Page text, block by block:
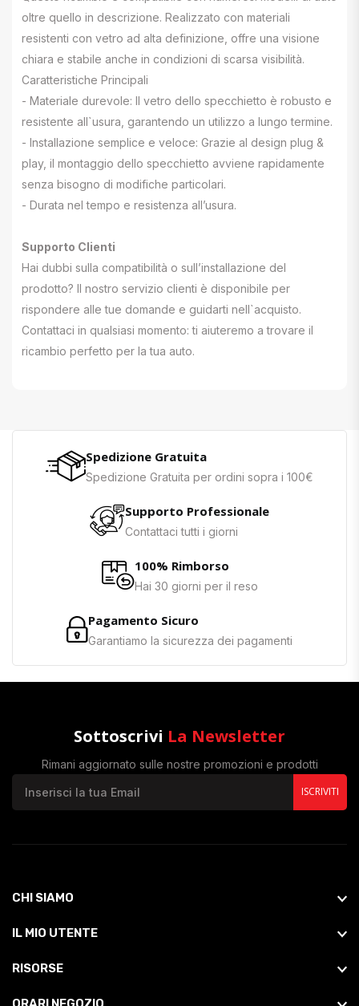
oltre quello in descrizione. Realizzato con materiali
resistenti con vetro ad alta definizione, offre una visione
chiara e stabile anche in condizioni di scarsa visibilità.
Caratteristiche Principali
- Materiale durevole: Il vetro dello specchietto è robusto e
resistente all`usura, garantendo un utilizzo a lungo termine.
- Installazione semplice e veloce: Grazie al design plug &
play, il montaggio dello specchietto avviene rapidamente
senza bisogno di modifiche particolari.
- Durata nel tempo e resistenza all’usura.
Supporto Clienti
Hai dubbi sulla compatibilità o sull’installazione del
prodotto? Il nostro servizio clienti è disponibile per
rispondere alle tue domande e guidarti nell`acquisto.
Contattaci in qualsiasi momento: ti aiuteremo a trovare il
ricambio perfetto per la tua auto.
Spedizione Gratuita
Spedizione Gratuita per ordini sopra i 100€
Supporto Professionale
Contattaci tutti i giorni
100% Rimborso
Hai 30 giorni per il reso
Pagamento Sicuro
Garantiamo la sicurezza dei pagamenti
Sottoscrivi La Newsletter
Rimani aggiornato sulle nostre promozioni e prodotti
ISCRIVITI
CHI SIAMO
IL MIO UTENTE
RISORSE